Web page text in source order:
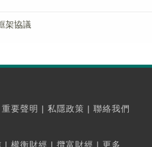
架協議
重要聲明 | 私隱政策 | 聯絡我們
| 權衡財經 | 攬富財經 | 更多...